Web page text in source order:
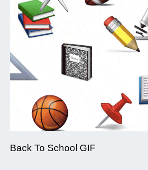
Back To School GIF